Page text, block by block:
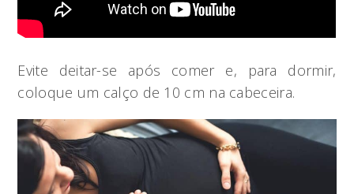
Evite deitar-se após comer e, para dormir,
coloque um calço de 10 cm na cabeceira.